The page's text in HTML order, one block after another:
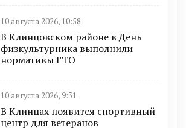
10 августа 2026, 10:58
В Клинцовском районе в День
физкультурника выполнили
нормативы ГТО
10 августа 2026, 9:31
В Клинцах появится спортивный
центр для ветеранов